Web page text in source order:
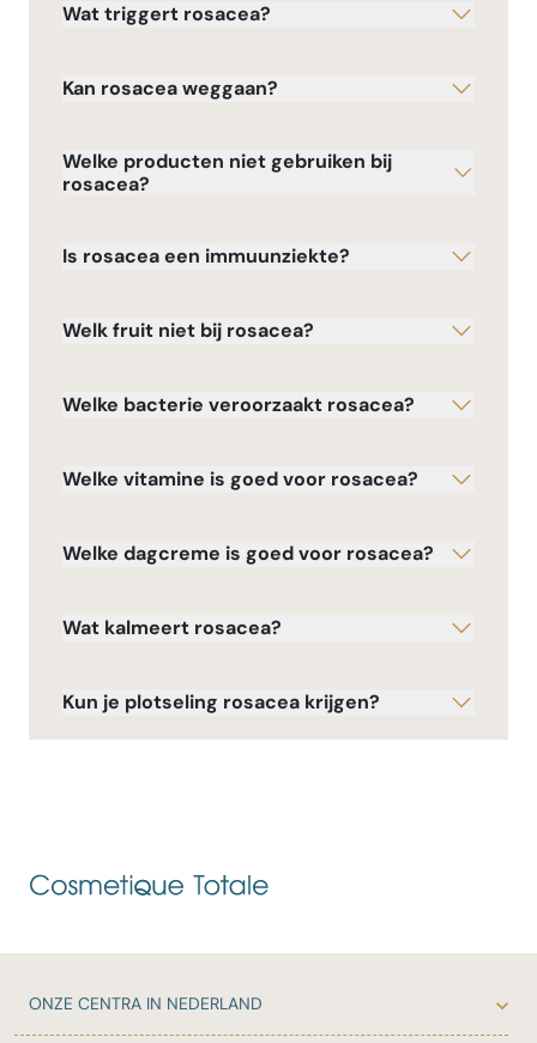
Wat triggert rosacea?
Kan rosacea weggaan?
Welke producten niet gebruiken bij
rosacea?
Is rosacea een immuunziekte?
Welk fruit niet bij rosacea?
Welke bacterie veroorzaakt rosacea?
Welke vitamine is goed voor rosacea?
Welke dagcreme is goed voor rosacea?
Wat kalmeert rosacea?
Kun je plotseling rosacea krijgen?
ONZE CENTRA IN NEDERLAND